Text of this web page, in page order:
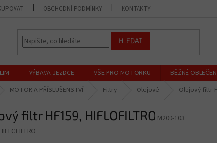
OBCHODNÍ PODMÍNKY KONTAKTY
HLEDAT
VÝBAVA JEZDCE VŠE PRO MOTORKU BĚŽNÉ
MOTOR A PŘÍSLUŠENSTVÍ Filtry Olejové Olejový filtr
filtr HF159, HIFLOFILTRO M200-103
HIFLOFILTRO